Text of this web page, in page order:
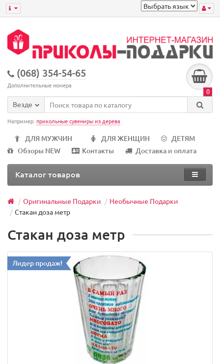
(068) 354-54-65
Дополнительные номера
0
Везде
Например: прикольные сувениры из дерева
ДЛЯ МУЖЧИН ДЛЯ ЖЕНЩИН
ДЕТЯМ
Обзоры NEW
Контакты Доставка и оплата
Каталог товаров
Оригинальные Подарки
Необычные Подарки
Стакан доза метр
Стакан доза метр
Лидер продаж!